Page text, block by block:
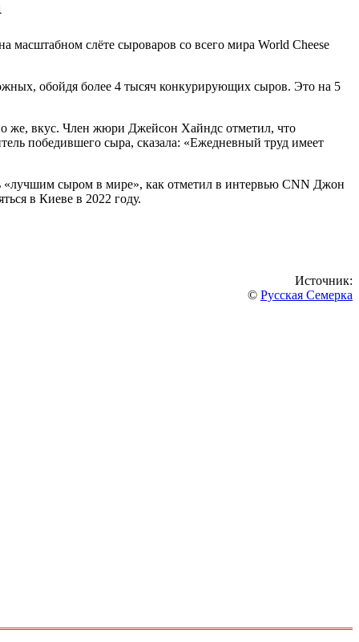
слёте сыроваров со всего мира World Cheese
обойдя более 4 тысяч конкурирующих сыров. Это на 5
же, вкус. Член жюри Джейсон Хайндс отметил, что
победившего сыра, сказала: «Ежедневный труд имеет
«лучшим сыром в мире», как отметил в интервью CNN Джон
в Киеве в 2022 году.
Источник:
© Русская Семерка